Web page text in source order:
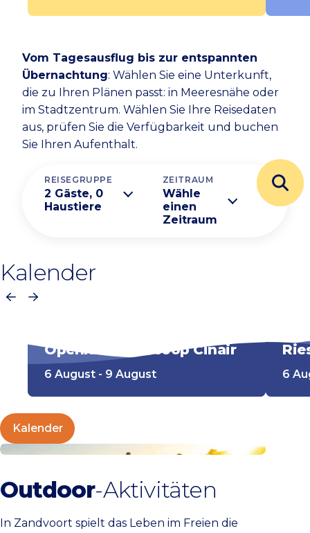
Vom Tagesausflug bis zur entspannten
Übernachtung: Wählen Sie eine Unterkunft,
die zu Ihren Plänen passt: in Meeresnähe oder
im Stadtzentrum. Wählen Sie Ihre Reisedaten
aus, prüfen Sie die Verfügbarkeit und buchen
Sie Ihren Aufenthalt.
REISEGRUPPE
2 Gäste, 0
Haustiere
ZEITRAUM
Wähle
einen
Zeitraum
Kalender
Vorherige
Nächste
Openluchtbioscoop Cinair
6 August - 9 August 6
Kalender
Die besten Outdoor-Aktivitäten
Outdoor-Aktivitäten
In Zandvoort spielt das Leben im Freien die